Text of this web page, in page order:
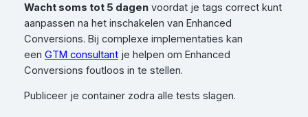
Wacht soms tot 5 dagenvoordat je tags correct kunt
aanpassen na het inschakelen van Enhanced
Conversions. Bij complexe implementaties kan
een GTM consultantje helpen om Enhanced
Conversions foutloos in te stellen.
Publiceer je container zodra alle tests slagen.